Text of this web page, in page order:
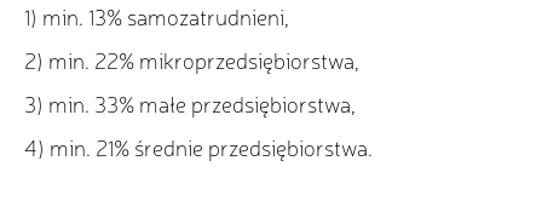
1) min. 13% samozatrudnieni,
2) min. 22% mikroprzedsiębiorstwa,
3) min. 33% małe przedsiębiorstwa,
4) min. 21% średnie przedsiębiorstwa.